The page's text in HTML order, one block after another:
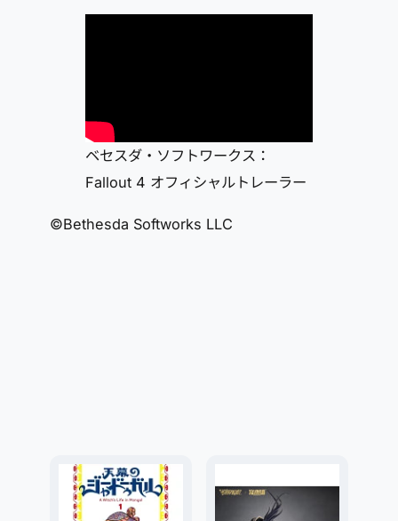
ベセスダ・ソフトワークス：
Fallout 4 オフィシャルトレーラー
©Bethesda Softworks LLC